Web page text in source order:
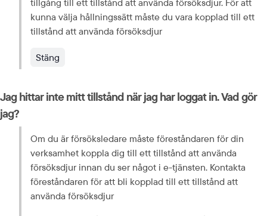
tillgång till ett tillstånd att använda försöksdjur. För att
kunna välja hållningssätt måste du vara kopplad till ett
tillstånd att använda försöksdjur
Stäng
Jag hittar inte mitt tillstånd när jag har loggat in. Vad gör
jag?
Om du är försöksledare måste föreståndaren för din
verksamhet koppla dig till ett tillstånd att använda
försöksdjur innan du ser något i e-tjänsten. Kontakta
förestån­daren för att bli kopplad till ett tillstånd att
använda försöksdjur